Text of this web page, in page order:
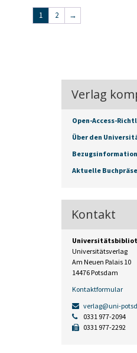
1 2 →
Verlag
Open-Access-
Über den
Aktuelle
Kontakt
Universitätsverlag
Am Neuen Palais 10
14476 Potsdam
Kontaktformular
verlag@uni-
0331 977-2094
0331 977-2292